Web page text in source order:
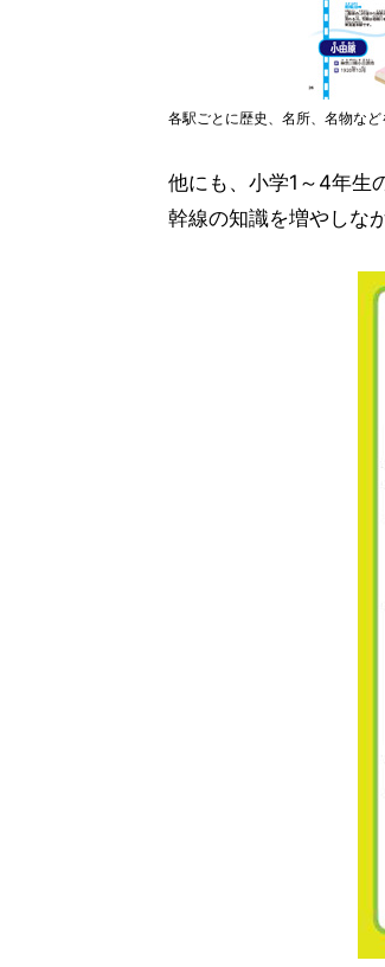
各駅ごとに歴史、名所、名物な
他にも、小学1～4年生
幹線の知識を増やしな